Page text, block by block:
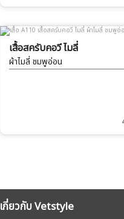
เสื้อสครับคอวี ไมลี่
ผ้าไมลี่ ชมพูอ่อน
เกี่ยวกับ Vetstyle